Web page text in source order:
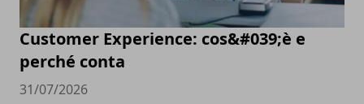
Customer Experience: cos&#039;è e
perché conta
31/07/2026